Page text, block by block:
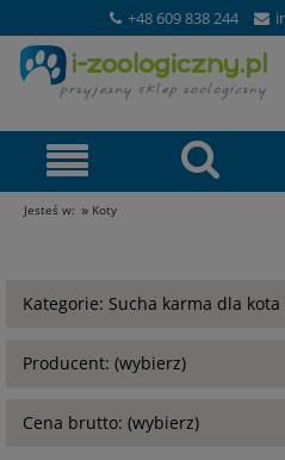
+48 609 838 244
Jesteś w: » Koty
Kategorie: Sucha karma dla kota
Producent: (wybierz)
Cena brutto: (wybierz)